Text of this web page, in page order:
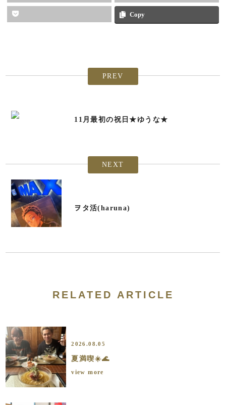
Copy
PREV
11月最初の祝日★ゆうな★
NEXT
ヲタ活(haruna)
RELATED ARTICLE
2026.08.05
夏満喫☀️🌊
view more